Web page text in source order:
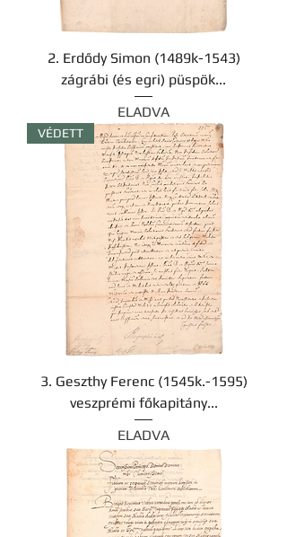
2. Erdődy Simon (1489k-1543)
zágrábi (és egri) püspök...
ELADVA
VÉDETT
3. Geszthy Ferenc (1545k.-1595)
veszprémi főkapitány...
ELADVA